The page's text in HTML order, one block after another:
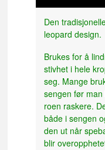
Den
leopard design.
Brukes for å
stivhet i hele
seg. Mange
sengen før
roen raskere.
både i sengen
den ut når
blir